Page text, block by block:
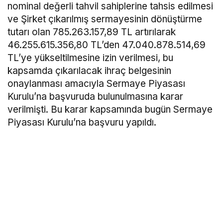
nominal değerli tahvil sahiplerine tahsis edilmesi
ve Şirket çıkarılmış sermayesinin dönüştürme
tutarı olan 785.263.157,89 TL artırılarak
46.255.615.356,80 TL’den 47.040.878.514,69
TL’ye yükseltilmesine izin verilmesi, bu
kapsamda çıkarılacak ihraç belgesinin
onaylanması amacıyla Sermaye Piyasası
Kurulu’na başvuruda bulunulmasına karar
verilmişti. Bu karar kapsamında bugün Sermaye
Piyasası Kurulu’na başvuru yapıldı.